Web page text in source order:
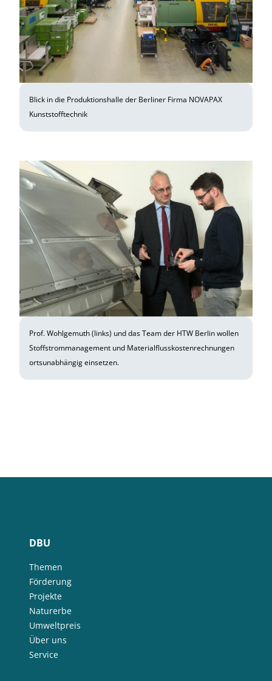
Blick in die Produktionshalle der Berliner Firma NOVAPAX
Kunststofftechnik
Prof. Wohlgemuth (links) und das Team der HTW Berlin wollen
Stoffstrommanagement und Materialflusskostenrechnungen
ortsunabhängig einsetzen.
DBU
Themen
Förderung
Projekte
Naturerbe
Umweltpreis
Über uns
Service